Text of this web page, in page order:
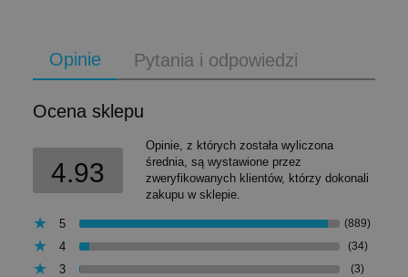
Opinie Pytania i odpowiedzi
Ocena sklepu
4.93
Opinie, z których została wyliczona
średnia, są wystawione przez
zweryfikowanych klientów, którzy dokonali
zakupu w sklepie.
5 (889)
4 (34)
3 (3)